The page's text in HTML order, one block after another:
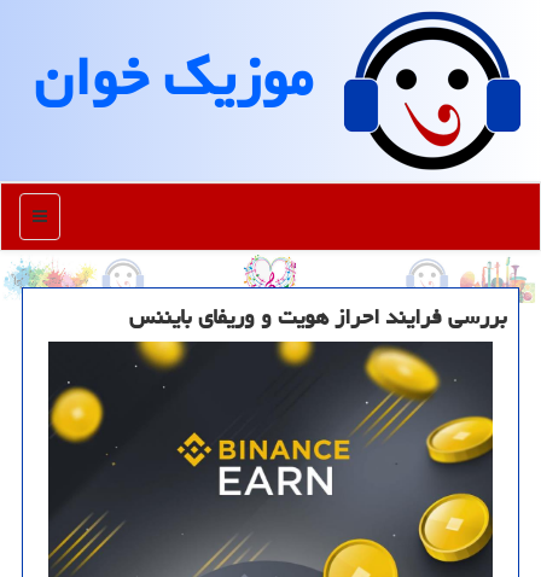
موزیك خوان
منو
بررسی فرایند احراز هویت و وریفای بایننس